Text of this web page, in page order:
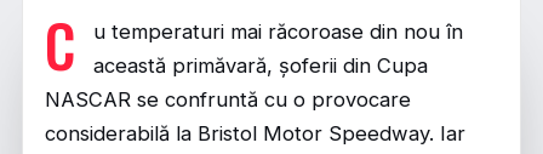
C
u temperaturi mai răcoroase din nou în
această primăvară, șoferii din Cupa
NASCAR se confruntă cu o provocare
considerabilă la Bristol Motor Speedway. Iar